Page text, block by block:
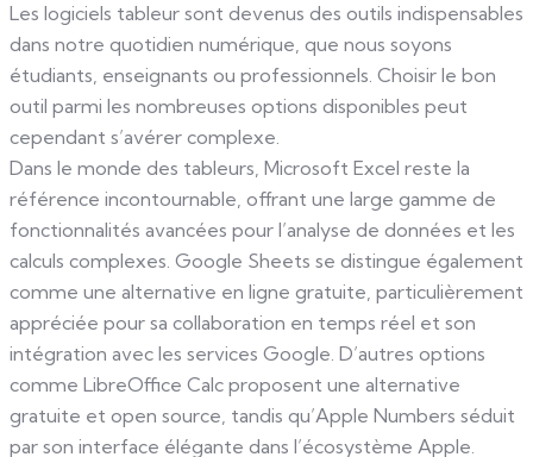
Les logiciels tableur sont devenus des outils indispensables
dans notre quotidien numérique, que nous soyons
étudiants, enseignants ou professionnels. Choisir le bon
outil parmi les nombreuses options disponibles peut
cependant s’avérer complexe.
Dans le monde des tableurs, Microsoft Excel reste la
référence incontournable, offrant une large gamme de
fonctionnalités avancées pour l’analyse de données et les
calculs complexes. Google Sheets se distingue également
comme une alternative en ligne gratuite, particulièrement
appréciée pour sa collaboration en temps réel et son
intégration avec les services Google. D’autres options
comme LibreOffice Calc proposent une alternative
gratuite et open source, tandis qu’Apple Numbers séduit
par son interface élégante dans l’écosystème Apple.